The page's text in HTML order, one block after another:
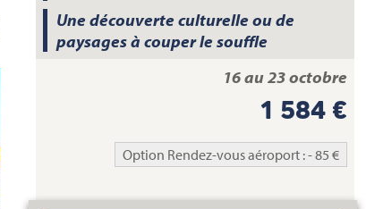
Une découverte culturelle ou de
paysages à couper le souffle
16 au 23 octobre
1 584 €
Option Rendez-vous aéroport : - 85 €